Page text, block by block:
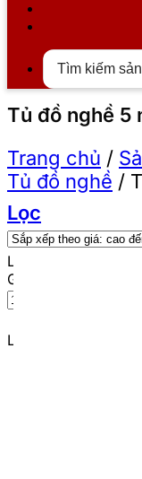
Tủ đồ nghề 5
Trang chủ /
Tủ đồ nghề /
Lọc
Lọc theo giá
Giá tối thiểu
Lọc theo thương hiệu